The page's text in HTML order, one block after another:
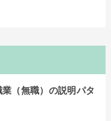
（無職）の説明パタ